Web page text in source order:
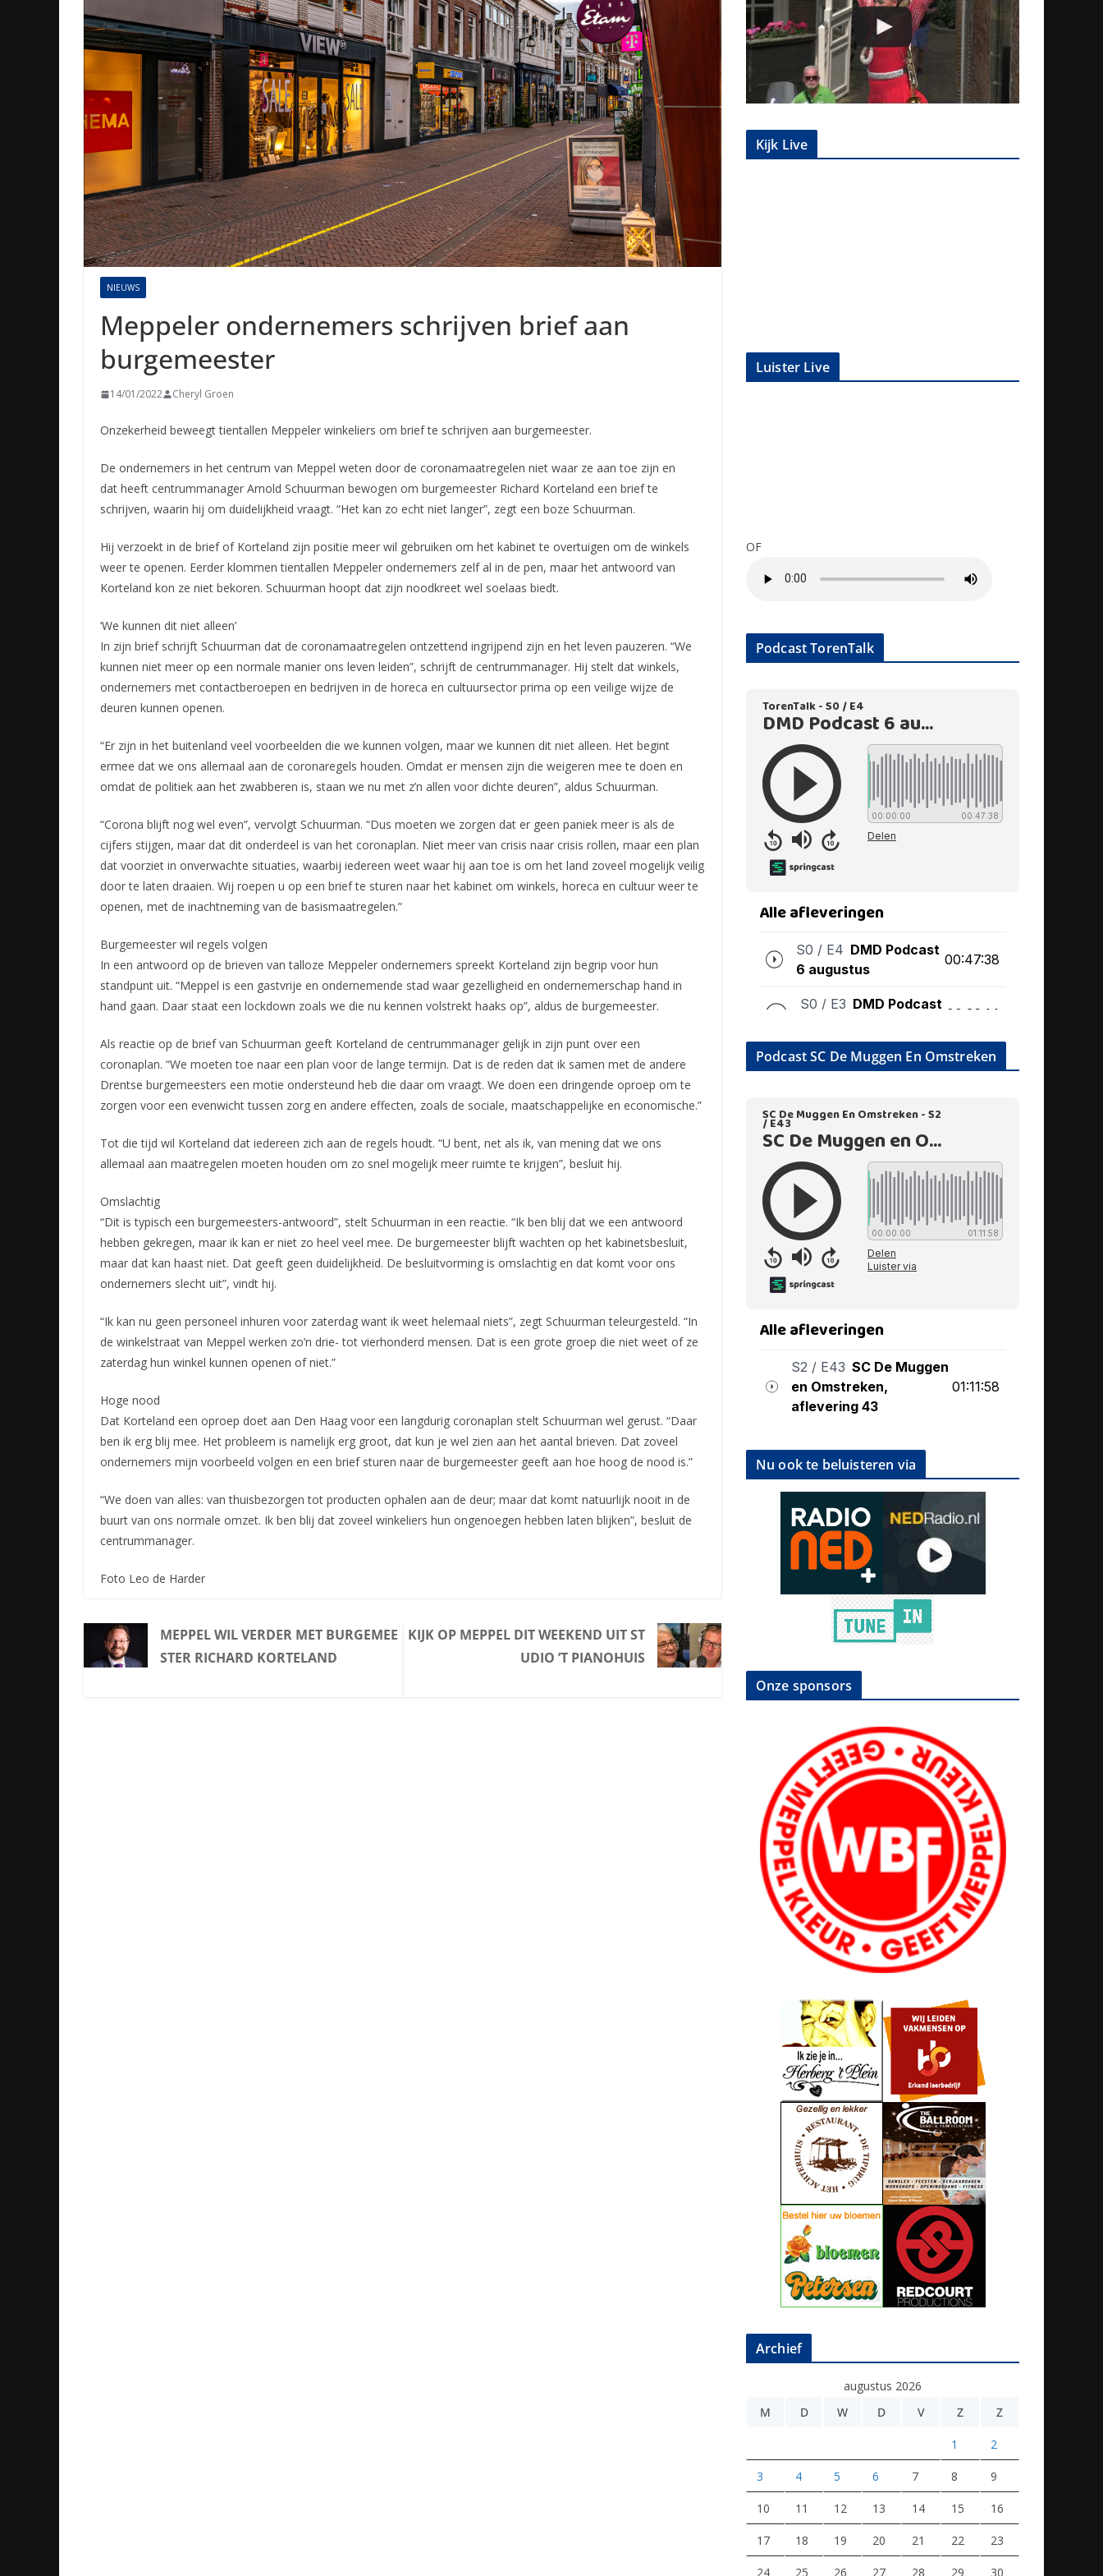
NIEUWS
Meppeler ondernemers schrijven brief aan
burgemeester
14/01/2022 Cheryl Groen
Onzekerheid beweegt tientallen Meppeler winkeliers om brief te schrijven aan burgemeester.
De ondernemers in het centrum van Meppel weten door de coronamaatregelen niet waar ze aan toe zijn en
dat heeft centrummanager Arnold Schuurman bewogen om burgemeester Richard Korteland een brief te
schrijven, waarin hij om duidelijkheid vraagt. “Het kan zo echt niet langer”, zegt een boze Schuurman.
Hij verzoekt in de brief of Korteland zijn positie meer wil gebruiken om het kabinet te overtuigen om de winkels
weer te openen. Eerder klommen tientallen Meppeler ondernemers zelf al in de pen, maar het antwoord van
Korteland kon ze niet bekoren. Schuurman hoopt dat zijn noodkreet wel soelaas biedt.
‘We kunnen dit niet alleen’
In zijn brief schrijft Schuurman dat de coronamaatregelen ontzettend ingrijpend zijn en het leven pauzeren. “We
kunnen niet meer op een normale manier ons leven leiden”, schrijft de centrummanager. Hij stelt dat winkels,
ondernemers met contactberoepen en bedrijven in de horeca en cultuursector prima op een veilige wijze de
deuren kunnen openen.
“Er zijn in het buitenland veel voorbeelden die we kunnen volgen, maar we kunnen dit niet alleen. Het begint
ermee dat we ons allemaal aan de coronaregels houden. Omdat er mensen zijn die weigeren mee te doen en
omdat de politiek aan het zwabberen is, staan we nu met z’n allen voor dichte deuren”, aldus Schuurman.
“Corona blijft nog wel even”, vervolgt Schuurman. “Dus moeten we zorgen dat er geen paniek meer is als de
cijfers stijgen, maar dat dit onderdeel is van het coronaplan. Niet meer van crisis naar crisis rollen, maar een plan
dat voorziet in onverwachte situaties, waarbij iedereen weet waar hij aan toe is om het land zoveel mogelijk veilig
door te laten draaien. Wij roepen u op een brief te sturen naar het kabinet om winkels, horeca en cultuur weer te
openen, met de inachtneming van de basismaatregelen.”
Burgemeester wil regels volgen
In een antwoord op de brieven van talloze Meppeler ondernemers spreekt Korteland zijn begrip voor hun
standpunt uit. “Meppel is een gastvrije en ondernemende stad waar gezelligheid en ondernemerschap hand in
hand gaan. Daar staat een lockdown zoals we die nu kennen volstrekt haaks op”, aldus de burgemeester.
Als reactie op de brief van Schuurman geeft Korteland de centrummanager gelijk in zijn punt over een
coronaplan. “We moeten toe naar een plan voor de lange termijn. Dat is de reden dat ik samen met de andere
Drentse burgemeesters een motie ondersteund heb die daar om vraagt. We doen een dringende oproep om te
zorgen voor een evenwicht tussen zorg en andere effecten, zoals de sociale, maatschappelijke en economische.”
Tot die tijd wil Korteland dat iedereen zich aan de regels houdt. “U bent, net als ik, van mening dat we ons
allemaal aan maatregelen moeten houden om zo snel mogelijk meer ruimte te krijgen”, besluit hij.
Omslachtig
“Dit is typisch een burgemeesters-antwoord”, stelt Schuurman in een reactie. “Ik ben blij dat we een antwoord
hebben gekregen, maar ik kan er niet zo heel veel mee. De burgemeester blijft wachten op het kabinetsbesluit,
maar dat kan haast niet. Dat geeft geen duidelijkheid. De besluitvorming is omslachtig en dat komt voor ons
ondernemers slecht uit”, vindt hij.
“Ik kan nu geen personeel inhuren voor zaterdag want ik weet helemaal niets”, zegt Schuurman teleurgesteld. “In
de winkelstraat van Meppel werken zo’n drie- tot vierhonderd mensen. Dat is een grote groep die niet weet of ze
zaterdag hun winkel kunnen openen of niet.”
Hoge nood
Dat Korteland een oproep doet aan Den Haag voor een langdurig coronaplan stelt Schuurman wel gerust. “Daar
ben ik erg blij mee. Het probleem is namelijk erg groot, dat kun je wel zien aan het aantal brieven. Dat zoveel
ondernemers mijn voorbeeld volgen en een brief sturen naar de burgemeester geeft aan hoe hoog de nood is.”
“We doen van alles: van thuisbezorgen tot producten ophalen aan de deur; maar dat komt natuurlijk nooit in de
buurt van ons normale omzet. Ik ben blij dat zoveel winkeliers hun ongenoegen hebben laten blijken”, besluit de
centrummanager.
Foto Leo de Harder
MEPPEL WIL VERDER MET BURGEMEE
STER RICHARD KORTELAND
KIJK OP MEPPEL DIT WEEKEND UIT ST
UDIO ’T PIANOHUIS
Kijk Live
Luister Live
OF
Podcast TorenTalk
Podcast SC De Muggen En Omstreken
Nu ook te beluisteren via
Onze sponsors
Archief
augustus 2026
M
D W D V Z Z
1 2
3 4 5 6 7 8 9
10 11 12 13 14 15 16
17 18 19 20 21 22 23
24 25 26 27 28 29 30